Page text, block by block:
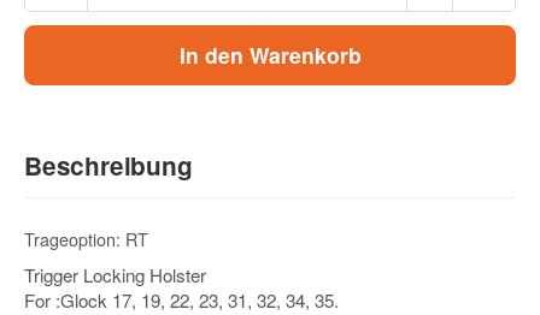
In den Warenkorb
Beschreibung
Trageoption: RT
Trigger Locking Holster
For :Glock 17, 19, 22, 23, 31, 32, 34, 35.